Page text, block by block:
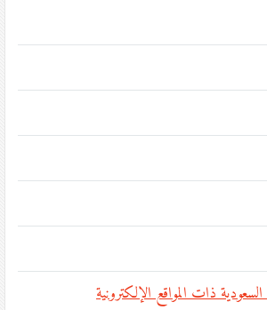
ذات المواقع الإلكترونية